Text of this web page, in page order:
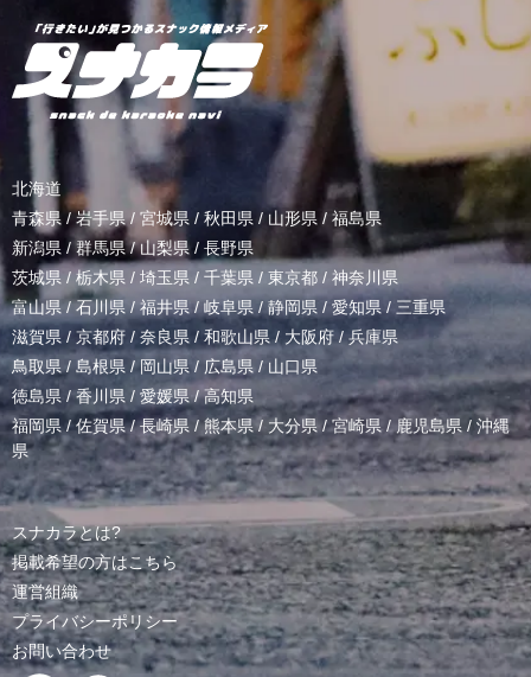
北海道
青森県 / 岩手県/ 宮城県 / 秋田県 / 山形県/ 福島県
新潟県 /群馬県/山梨県 / 長野県
茨城県 / 栃木県 / 埼玉県 / 千葉県 / 東京都 / 神奈川県
富山県 /石川県/福井県/岐阜県 / 静岡県 / 愛知県 / 三重県
滋賀県 / 京都府 / 奈良県 / 和歌山県/ 大阪府 /兵庫県
鳥取県/ 島根県 /岡山県/ 広島県 / 山口県
徳島県 /香川県 / 愛媛県/高知県
福岡県/佐賀県/長崎県 /熊本県/ 大分県/宮崎県 /鹿児島県 / 沖縄
県
スナカラとは?
掲載希望の方はこちら
運営組織
プライバシーポリシー
お問い合わせ